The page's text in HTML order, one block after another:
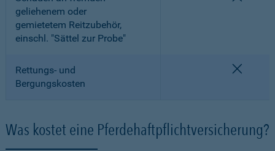
geliehenem oder
gemietetem Reitzubehör,
einschl. "Sättel zur Probe"
Rettungs- und
Bergungskosten
Was kostet eine Pferdehaftpflichtversicherung?